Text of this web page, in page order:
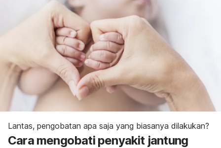
Lantas, pengobatan apa saja yang biasanya dilakukan?
Cara mengobati penyakit jantung